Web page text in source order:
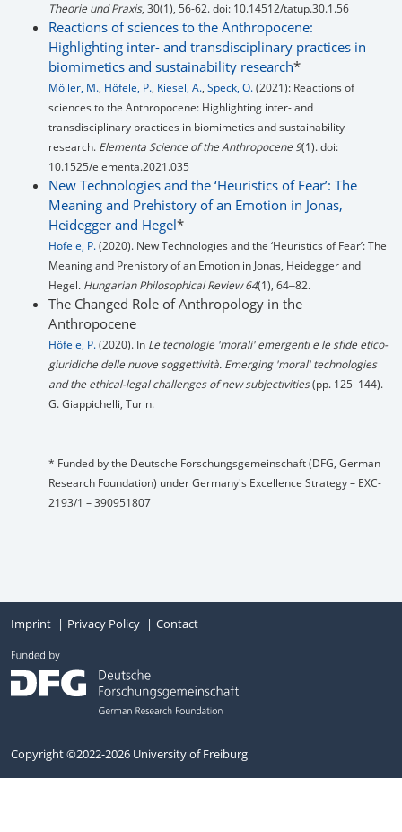
Theorie und Praxis, 30(1), 56-62. doi: 10.14512/tatup.30.1.56
Reactions of sciences to the Anthropocene:
Highlighting inter- and transdisciplinary practices in
biomimetics and sustainability research*
Möller, M., Höfele, P., Kiesel, A., Speck, O.(2021): Reactions of
sciences to the Anthropocene: Highlighting inter- and
transdisciplinary practices in biomimetics and sustainability
research. Elementa Science of the Anthropocene 9(1). doi:
10.1525/elementa.2021.035
New Technologies and the ‘Heuristics of Fear’: The
Meaning and Prehistory of an Emotion in Jonas,
Heidegger and Hegel*
Höfele, P.(2020). New Technologies and the ‘Heuristics of Fear’: The
Meaning and Prehistory of an Emotion in Jonas, Heidegger and
Hegel. Hungarian Philosophical Review 64(1), 64‒82.
The Changed Role of Anthropology in the
Anthropocene
Höfele, P.(2020). In Le tecnologie 'morali' emergenti e le sfide etico-
giuridiche delle nuove soggettività. Emerging 'moral' technologies
and the ethical-legal challenges of new subjectivities(pp. 125–144).
G. Giappichelli, Turin.
* Funded by the Deutsche Forschungsgemeinschaft (DFG, German
Research Foundation) under Germany's Excellence Strategy – EXC-
2193/1 – 390951807
Imprint Privacy Policy Contact
Copyright ©2022-2026 University of Freiburg